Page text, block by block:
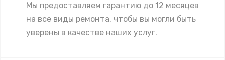
Мы предоставляем гарантию до 12 месяцев
на все виды ремонта, чтобы вы могли быть
уверены в качестве наших услуг.